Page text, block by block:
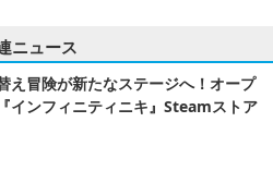
ニュース
え冒険が新たなステージへ！オープ
インフィニティニキ』Steamストア